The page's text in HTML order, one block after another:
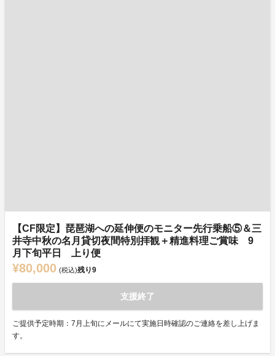
【CF限定】琵琶湖への延伸便のモニター先行乗船⑤＆三
井寺中秋の名月貸切夜間特別拝観＋精進料理ご賞味 9
月下旬平日 上り便
¥80,000 (税込)残り9
支援終了
ご提供予定時期：7月上旬にメールにて実施日時確認のご連絡を差し上げま
す。